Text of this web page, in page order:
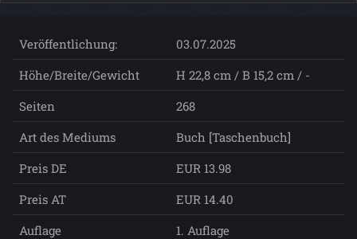
Veröffentlichung:
03.07.2025
Höhe/Breite/Gewicht
H 22,8 cm / B 15,2 cm / -
Seiten
268
Art des Mediums
Buch [Taschenbuch]
Preis DE
EUR 13.98
Preis AT
EUR 14.40
Auflage
1. Auflage